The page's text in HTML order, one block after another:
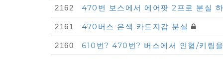
다
모
아
자
2162 470번 보스에서 에어팟 2프로 분실
2161 470버스 은색 카드지갑 분실
2160 610번? 470번? 버스에서 인형/키링